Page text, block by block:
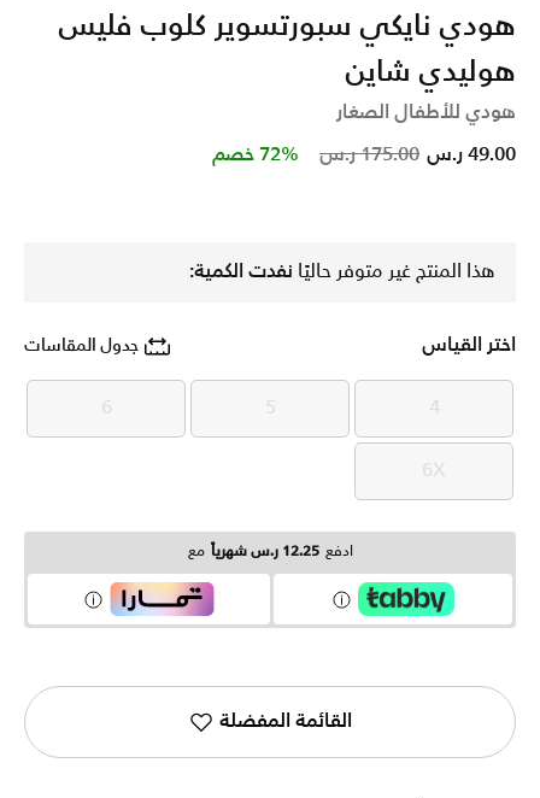
هودي نايكي سبورتسوير كلوب فليس
هوليدي شاين
هودي للأطفال الصغار
Price reduced from
175.00 ر.س to 49.00 ر.س 72% خصم
هذا المنتج غير متوفر حاليًا نفدت الكمية:
اختر القياس جدول المقاسات
4
5
5
6
6
6X
6X
ادفع 12.25 ر.س شهرياً مع
القائمة المفضلة